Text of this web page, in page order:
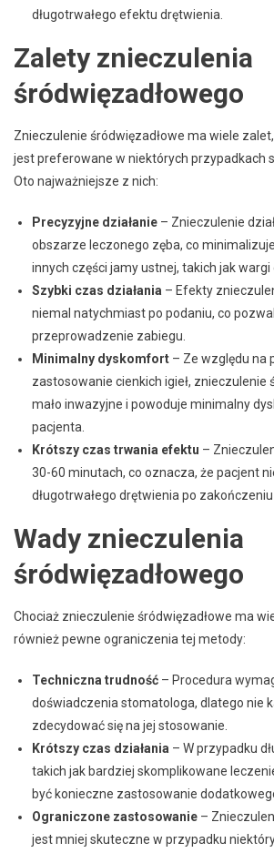
długotrwałego efektu drętwienia.
Zalety znieczulenia
śródwięzadłowego
Znieczulenie śródwięzadłowe ma wiele
jest preferowane w niektórych przypadkach
Oto najważniejsze z nich:
Precyzyjne działanie – Znieczulenie
obszarze leczonego zęba, co
innych części jamy ustnej, takich jak wargi
Szybki czas działania – Efekty
niemal natychmiast po podaniu, co
przeprowadzenie zabiegu.
Minimalny dyskomfort – Ze względu na
zastosowanie cienkich igieł, znieczulenie
mało inwazyjne i powoduje minimalny
pacjenta.
Krótszy czas trwania efektu –
30-60 minutach, co oznacza, że pacjent
długotrwałego drętwienia po zakończeniu
Wady znieczulenia
śródwięzadłowego
Chociaż znieczulenie śródwięzadłowe ma
również pewne ograniczenia tej metody:
Techniczna trudność – Procedura
doświadczenia stomatologa, dlatego nie
zdecydować się na jej stosowanie.
Krótszy czas działania – W przypadku
takich jak bardziej skomplikowane
być konieczne zastosowanie
Ograniczone zastosowanie –
jest mniej skuteczne w przypadku